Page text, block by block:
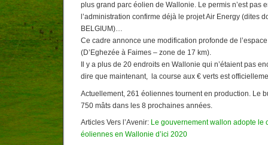
plus grand parc éolien de Wallonie. Le permis n’est pas
l’administration confirme déjà le projet Air Energy (dites
BELGIUM)…
Ce cadre annonce une modification profonde de
(D’Eghezée à Faimes – zone de 17 km).
Il y a plus de 20 endroits en Wallonie qui n’étaient pas
dire que maintenant, la course aux € verts est
Actuellement, 261 éoliennes tournent en production. Le
750 mâts dans les 8 prochaines années.
Articles Vers l’Avenir: Le gouvernement wallon adopte le
éoliennes en Wallonie d’ici 2020